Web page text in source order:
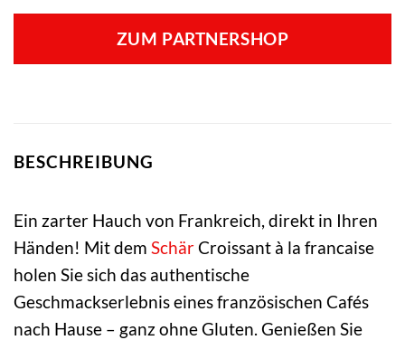
ZUM PARTNERSHOP
BESCHREIBUNG
Ein zarter Hauch von Frankreich, direkt in Ihren
Händen! Mit dem SchärCroissant à la francaise
holen Sie sich das authentische
Geschmackserlebnis eines französischen Cafés
nach Hause – ganz ohne Gluten. Genießen Sie